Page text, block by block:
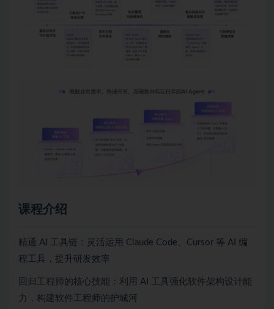
课程介绍
精通 AI 工具链：灵活运用 Claude Code、Cursor 等 AI 编
程工具，提升研发效率
回归工程师的核心技能：利用 AI 工具强化软件架构设计能
力，构建软件工程师的护城河